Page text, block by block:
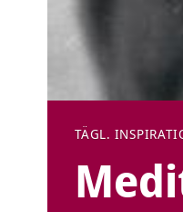
TÄGL.